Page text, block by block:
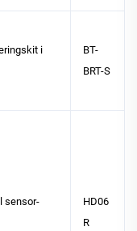
i
BT-
BRT-S
sensor-
HD06
R